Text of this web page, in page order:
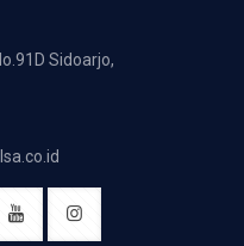
Sidoarjo,